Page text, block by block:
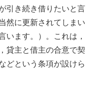
引き続き借りたいと言
然に更新されてしまい
います。）。これは，
貸主と借主の合意で契
どという条項が設けら